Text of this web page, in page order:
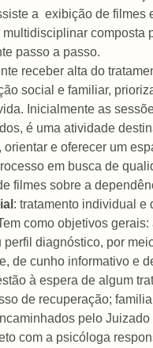
a exibição de filmes
passo a passo.
receber alta do
social e familiar,
Inicialmente as
é uma atividade
e oferecer um
em busca de
filmes sobre a
: tratamento individual e
como objetivos
diagnóstico, por
de cunho informativo e
à espera de algum
de recuperação;
pelo
com a psicóloga